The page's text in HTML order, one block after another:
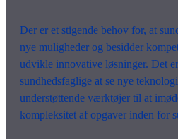
Der er et stigende behov for, at
nye muligheder og besidder
udvikle innovative løsninger. Det
sundhedsfaglige at se nye
understøttende værktøjer til at
kompleksitet af opgaver inden for